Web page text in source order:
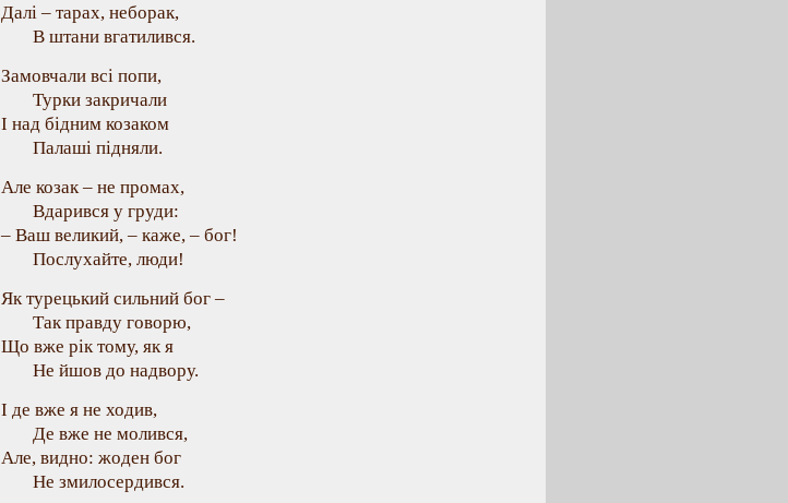
Далі – тарах, неборак,
В штани вгатилився.
Замовчали всі попи,
Турки закричали
І над бідним козаком
Палаші підняли.
Але козак – не промах,
Вдарився у груди:
– Ваш великий, – каже, – бог!
Послухайте, люди!
Як турецький сильний бог –
Так правду говорю,
Що вже рік тому, як я
Не йшов до надвору.
І де вже я не ходив,
Де вже не молився,
Але, видно: жоден бог
Не змилосердився.